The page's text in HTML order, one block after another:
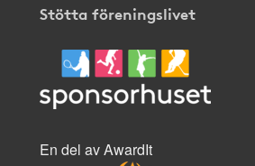
Stötta föreningslivet
En del av AwardIt